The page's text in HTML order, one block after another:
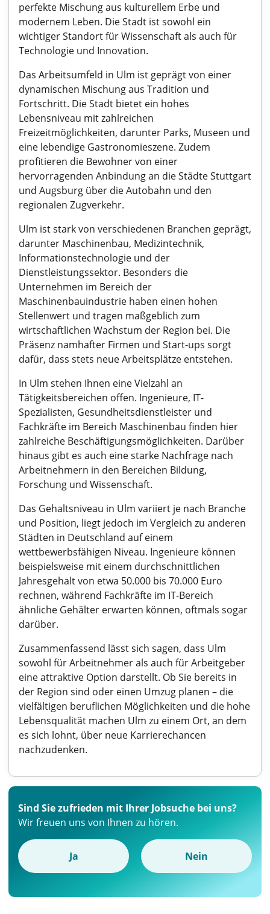
perfekte Mischung aus kulturellem Erbe und
modernem Leben. Die Stadt ist sowohl ein
wichtiger Standort für Wissenschaft als auch für
Technologie und Innovation.
Das Arbeitsumfeld in Ulm ist geprägt von einer
dynamischen Mischung aus Tradition und
Fortschritt. Die Stadt bietet ein hohes
Lebensniveau mit zahlreichen
Freizeitmöglichkeiten, darunter Parks, Museen und
eine lebendige Gastronomieszene. Zudem
profitieren die Bewohner von einer
hervorragenden Anbindung an die Städte Stuttgart
und Augsburg über die Autobahn und den
regionalen Zugverkehr.
Ulm ist stark von verschiedenen Branchen geprägt,
darunter Maschinenbau, Medizintechnik,
Informationstechnologie und der
Dienstleistungssektor. Besonders die
Unternehmen im Bereich der
Maschinenbauindustrie haben einen hohen
Stellenwert und tragen maßgeblich zum
wirtschaftlichen Wachstum der Region bei. Die
Präsenz namhafter Firmen und Start-ups sorgt
dafür, dass stets neue Arbeitsplätze entstehen.
In Ulm stehen Ihnen eine Vielzahl an
Tätigkeitsbereichen offen. Ingenieure, IT-
Spezialisten, Gesundheitsdienstleister und
Fachkräfte im Bereich Maschinenbau finden hier
zahlreiche Beschäftigungsmöglichkeiten. Darüber
hinaus gibt es auch eine starke Nachfrage nach
Arbeitnehmern in den Bereichen Bildung,
Forschung und Wissenschaft.
Das Gehaltsniveau in Ulm variiert je nach Branche
und Position, liegt jedoch im Vergleich zu anderen
Städten in Deutschland auf einem
wettbewerbsfähigen Niveau. Ingenieure können
beispielsweise mit einem durchschnittlichen
Jahresgehalt von etwa 50.000 bis 70.000 Euro
rechnen, während Fachkräfte im IT-Bereich
ähnliche Gehälter erwarten können, oftmals sogar
darüber.
Zusammenfassend lässt sich sagen, dass Ulm
sowohl für Arbeitnehmer als auch für Arbeitgeber
eine attraktive Option darstellt. Ob Sie bereits in
der Region sind oder einen Umzug planen – die
vielfältigen beruflichen Möglichkeiten und die hohe
Lebensqualität machen Ulm zu einem Ort, an dem
es sich lohnt, über neue Karrierechancen
nachzudenken.
Sind Sie zufrieden mit Ihrer Jobsuche bei uns?
Wir freuen uns von Ihnen zu hören.
Ja Nein